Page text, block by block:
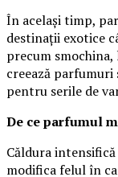
În același timp,
destinații exotice
precum
creează
pentru serile de
De ce parfumul
Căldura
modifica felul în